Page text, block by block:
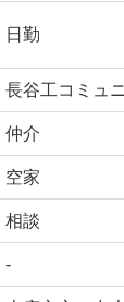
日勤
長谷工コミュ
仲介
空家
相談
-